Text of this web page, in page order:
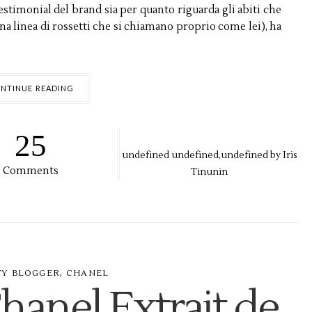
del brand sia per quanto riguarda gli abiti che
linea di rossetti che si chiamano proprio come lei), ha
READING
25
Comments
undefined undefined,undefined byIris
Tinunin
BLOGGER, CHANEL